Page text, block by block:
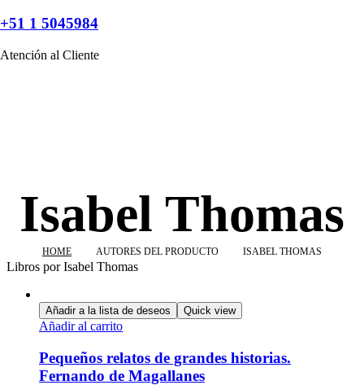
+51 1 5045984
Atención al Cliente
Isabel Thomas
HOME AUTORES DEL PRODUCTO ISABEL THOMAS
Libros por Isabel Thomas
Añadir a la lista de deseos Quick view
Añadir al carrito
Pequeños relatos de grandes historias.
Fernando de Magallanes